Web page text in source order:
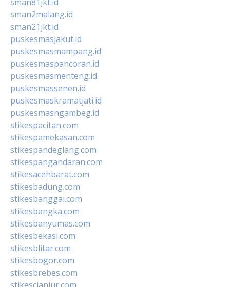
sman2malang.id
sman21jkt.id
puskesmasjakut.id
puskesmasmampang.id
puskesmaspancoran.id
puskesmasmenteng.id
puskesmassenen.id
puskesmaskramatjati.id
puskesmasngambeg.id
stikespacitan.com
stikespamekasan.com
stikespandeglang.com
stikespangandaran.com
stikesacehbarat.com
stikesbadung.com
stikesbanggai.com
stikesbangka.com
stikesbanyumas.com
stikesbekasi.com
stikesblitar.com
stikesbogor.com
stikesbrebes.com